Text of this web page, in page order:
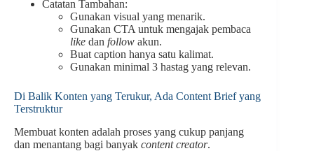
Catatan Tambahan:
Gunakan visual yang menarik.
Gunakan CTA untuk mengajak pembaca
like dan follow akun.
Buat caption hanya satu kalimat.
Gunakan minimal 3 hastag yang relevan.
Di Balik Konten yang Terukur, Ada Content Brief yang
Terstruktur
Membuat konten adalah proses yang cukup panjang
dan menantang bagi banyak content creator.